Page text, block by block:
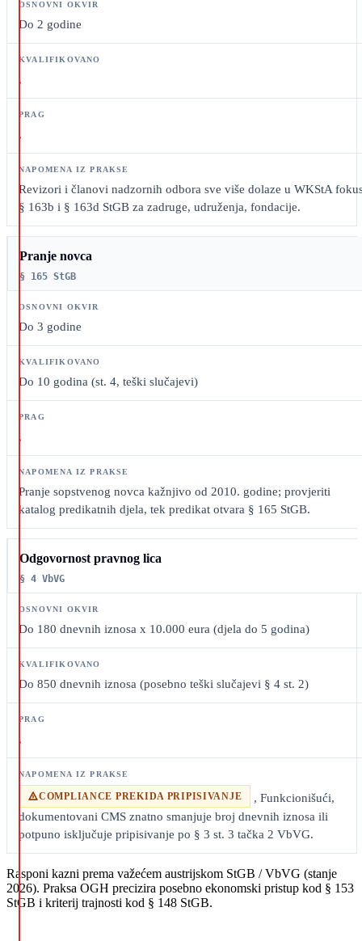
Do 2 godine
,
,
Revizori i članovi nadzornih odbora sve više dolaze u WKStA
§ 163b i § 163d StGB za zadruge, udruženja, fondacije.
Pranje novca
§ 165 StGB
Do 3 godine
Do 10 godina (st. 4, teški slučajevi)
,
Pranje sopstvenog novca kažnjivo od 2010. godine; provjeriti
katalog predikatnih djela, tek predikat otvara § 165 StGB.
Odgovornost pravnog lica
§ 4 VbVG
Do 180 dnevnih iznosa x 10.000 eura (djela do 5 godina)
Do 850 dnevnih iznosa (posebno teški slučajevi § 4 st. 2)
,
COMPLIANCE PREKIDA PRIPISIVANJE
, Funkcionišući,
dokumentovani CMS znatno smanjuje broj dnevnih iznosa ili
potpuno isključuje pripisivanje po § 3 st. 3 tačka 2 VbVG.
Rasponi kazni prema važećem austrijskom StGB / VbVG (stanje
2026). Praksa OGH precizira posebno ekonomski pristup kod § 153
StGB i kriterij trajnosti kod § 148 StGB.